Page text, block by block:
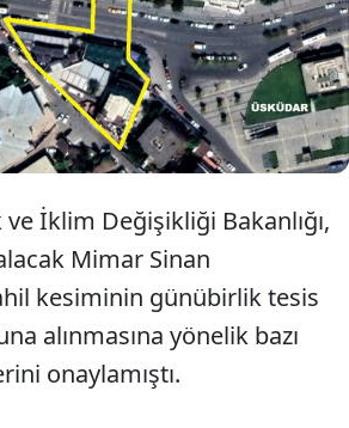
onaylayan Çevre, Şehircilik ve
Bakanlığı'nın kararına
engel geldi. İBB'nin açtığı davada
durdurma kararı verdi.
İklim Değişikliği Bakanlığı,
Mimar Sinan
kesiminin günübirlik tesis
alınmasına yönelik bazı
onaylamıştı.